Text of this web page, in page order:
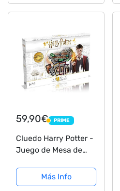
59,90€ PRIME
PRIME
Cluedo Harry Potter -
Juego de Mesa de
Moves - Resuelve el
Enigma en el
Más Info